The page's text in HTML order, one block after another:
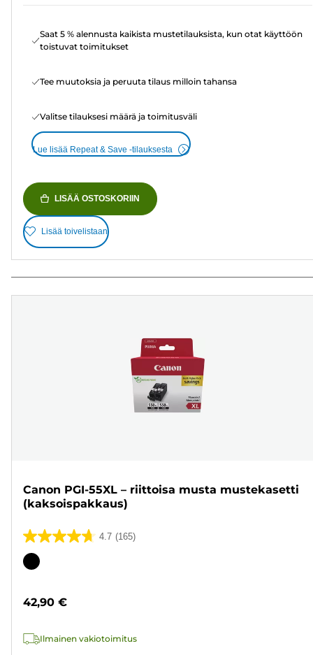
Saat 5 % alennusta kaikista mustetilauksista, kun otat käyttöön
toistuvat toimitukset
Tee muutoksia ja peruuta tilaus milloin tahansa
Valitse tilauksesi määrä ja toimitusväli
Lue lisää Repeat & Save -tilauksesta
LISÄÄ OSTOSKORIIN
Lisää toivelistaan
Canon PGI-55XL – riittoisa musta mustekasetti
(kaksoispakkaus)
4.7 (165)
4.7/5
tähteä.
Värikasetti
42,90 €
Ilmainen vakiotoimitus